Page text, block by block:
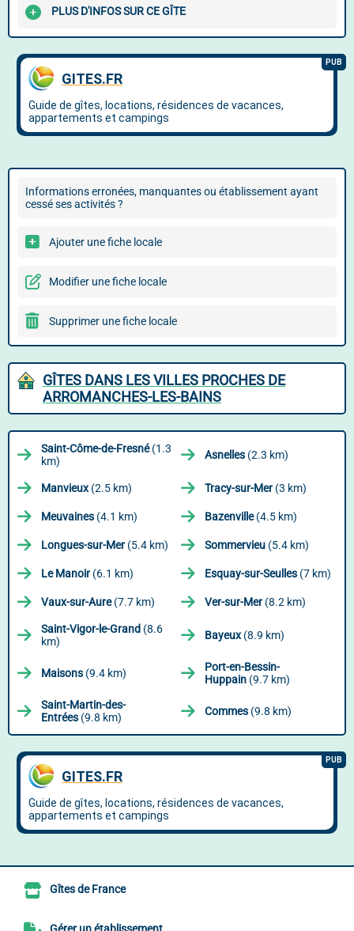
PLUS D'INFOS SUR CE GÎTE
Informations erronées, manquantes ou établissement ayant
cessé ses activités ?
Ajouter une fiche locale
Modifier une fiche locale
Supprimer une fiche locale
GÎTES DANS LES VILLES PROCHES DE
ARROMANCHES-LES-BAINS
Saint-Côme-de-Fresné(1.3
km)
Asnelles (2.3 km)
Manvieux(2.5 km) Tracy-sur-Mer(3 km)
Meuvaines (4.1 km) Bazenville(4.5 km)
Longues-sur-Mer(5.4 km) Sommervieu (5.4 km)
Le Manoir(6.1 km) Esquay-sur-Seulles (7 km)
Vaux-sur-Aure(7.7 km) Ver-sur-Mer(8.2 km)
Saint-Vigor-le-Grand (8.6
km)
Bayeux(8.9 km)
Maisons (9.4 km)
Port-en-Bessin-
Huppain (9.7 km)
Saint-Martin-des-
Entrées (9.8 km) Commes (9.8 km)
Gîtes de France